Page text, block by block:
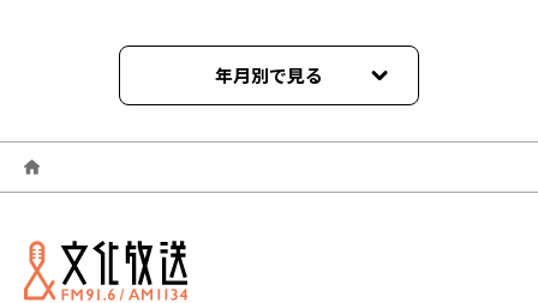
年月別で見る
2026年06月
2026年05月
2026年04月